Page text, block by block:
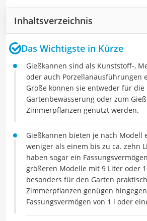
Inhaltsverzeichnis
Das Wichtigste in Kürze
Gießkannen sind als Kunststoff-,
oder auch Porzellanausführungen
Größe können sie entweder für die
Gartenbewässerung oder zum
Zimmerpflanzen genutzt werden.
Gießkannen bieten je nach Modell
weniger als einem bis zu ca. zehn
haben sogar ein
größeren Modelle mit 9 Liter oder
besonders für den Garten
Zimmerpflanzen genügen
Fassungsvermögen von 1 l oder